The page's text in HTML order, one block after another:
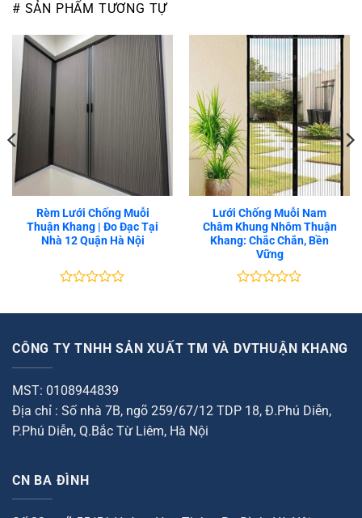
# SẢN PHẨM TƯƠNG TỰ
Rèm Lưới Chống Muỗi
Thuận Khang | Đo Đạc Tại
Nhà 12 Quận Hà Nội
5
Lưới Chống Muỗi Nam
Châm Khung Nhôm Thuận
Khang: Chắc Chắn, Bền
Vững
5
CÔNG TY TNHH SẢN XUẤT TM VÀ DVTHUẬN KHANG
MST: 0108944839
Địa chỉ : Số nhà 7B, ngõ 259/67/12 TDP 18, Đ.Phú Diễn,
P.Phú Diễn, Q.Bắc Từ Liêm, Hà Nội
CN BA ĐÌNH